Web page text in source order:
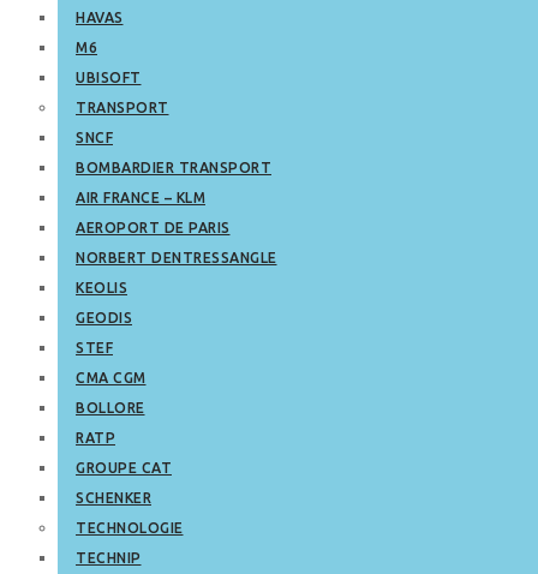
HAVAS
M6
UBISOFT
TRANSPORT
SNCF
BOMBARDIER TRANSPORT
AIR FRANCE – KLM
AEROPORT DE PARIS
NORBERT DENTRESSANGLE
KEOLIS
GEODIS
STEF
CMA CGM
BOLLORE
RATP
GROUPE CAT
SCHENKER
TECHNOLOGIE
TECHNIP